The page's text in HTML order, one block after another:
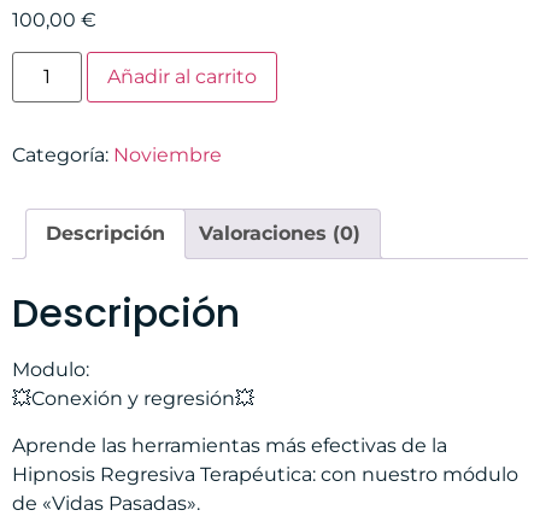
100,00 €
Añadir al carrito
Categoría: Noviembre
Descripción Valoraciones (0)
Descripción
Modulo:
💥Conexión y regresión💥
Aprende las herramientas más efectivas de la
Hipnosis Regresiva Terapéutica: con nuestro módulo
de «Vidas Pasadas».